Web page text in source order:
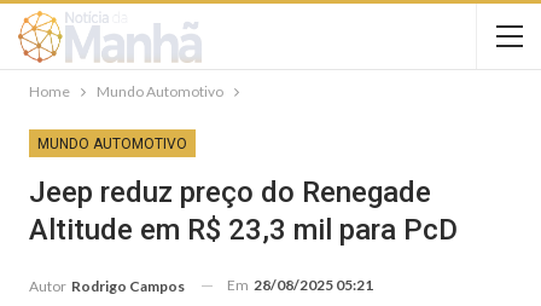
Home Mundo Automotivo
MUNDO AUTOMOTIVO
Jeep reduz preço do Renegade
Altitude em R$ 23,3 mil para PcD
Autor Rodrigo Campos Em 28/08/2025 05:21